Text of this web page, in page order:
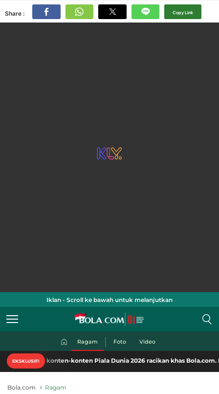
Share : Copy Link
Iklan - Scroll ke bawah untuk melanjutkan
Ragam Foto Video
EKSKLUSIF!
konten-konten Piala Dunia 2026 racikan khas Bola.com. Klik di sini!
Bola.com Ragam